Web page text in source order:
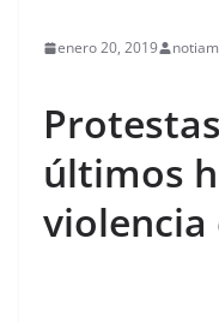
enero 20, 2019
últimos
violencia